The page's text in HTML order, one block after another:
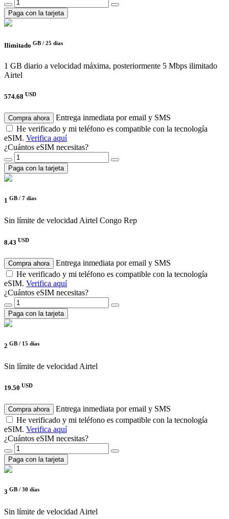
Paga con la tarjeta
Ilimitado GB / 25 días
1 GB diario a velocidad máxima, posteriormente 5 Mbps ilimitado
Airtel
574.68 USD
Compra ahora
Entrega inmediata por email y SMS
He verificado y mi teléfono es compatible con la tecnología
eSIM. Verifica aquí
¿Cuántos eSIM necesitas?
Paga con la tarjeta
1 GB / 7 días
Sin límite de velocidad Airtel Congo Rep
8.43 USD
Compra ahora
Entrega inmediata por email y SMS
He verificado y mi teléfono es compatible con la tecnología
eSIM. Verifica aquí
¿Cuántos eSIM necesitas?
Paga con la tarjeta
2 GB / 15 días
Sin límite de velocidad Airtel
19.50 USD
Compra ahora
Entrega inmediata por email y SMS
He verificado y mi teléfono es compatible con la tecnología
eSIM. Verifica aquí
¿Cuántos eSIM necesitas?
Paga con la tarjeta
3 GB / 30 días
Sin límite de velocidadAirtel